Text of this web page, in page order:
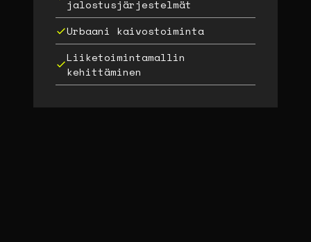
jalostusjärjestelmät
Urbaani kaivostoiminta
Liiketoimintamallin
kehittäminen